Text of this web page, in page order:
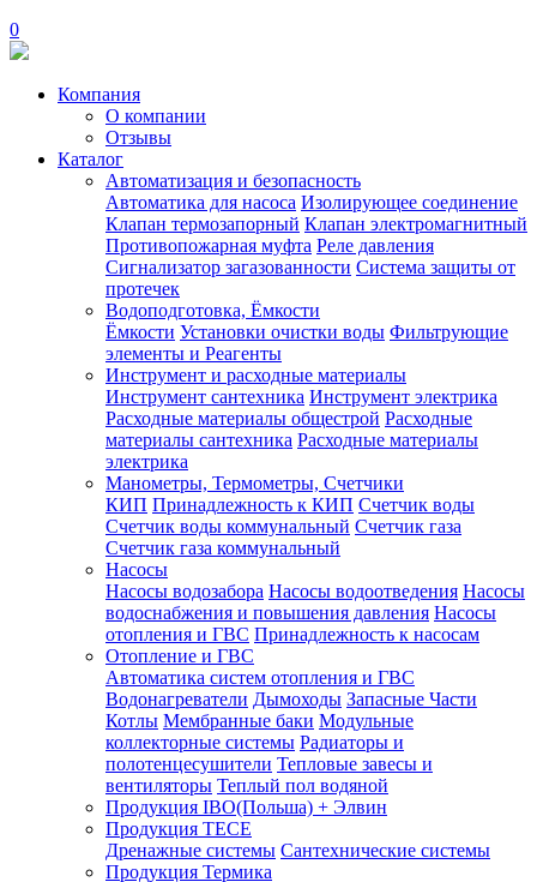
0
Компания
О компании
Отзывы
Каталог
Автоматизация и безопасность
Автоматика для насоса Изолирующее соединение
Клапан термозапорный Клапан электромагнитный
Противопожарная муфта Реле давления
Сигнализатор загазованности Система защиты от
протечек
Водоподготовка, Ёмкости
Ёмкости Установки очистки воды Фильтрующие
элементы и Реагенты
Инструмент и расходные материалы
Инструмент сантехника Инструмент электрика
Расходные материалы общестрой Расходные
материалы сантехника Расходные материалы
электрика
Манометры, Термометры, Счетчики
КИП Принадлежность к КИП Счетчик воды
Счетчик воды коммунальный Счетчик газа
Счетчик газа коммунальный
Насосы
Насосы водозабора Насосы водоотведения Насосы
водоснабжения и повышения давления Насосы
отопления и ГВС Принадлежность к насосам
Отопление и ГВС
Автоматика систем отопления и ГВС
Водонагреватели Дымоходы Запасные Части
Котлы Мембранные баки Модульные
коллекторные системы Радиаторы и
полотенцесушители Тепловые завесы и
вентиляторы Теплый пол водяной
Продукция IBO(Польша) + Элвин
Продукция TECE
Дренажные системы Сантехнические системы
Продукция Термика